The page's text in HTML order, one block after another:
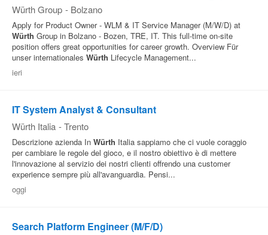
Würth Group - Bolzano
Apply for Product Owner - WLM & IT Service Manager (M/W/D) at
Würth Group in Bolzano - Bozen, TRE, IT. This full‑time on‑site
position offers great opportunities for career growth. Overview Für
unser internationales Würth Lifecycle Management...
ieri
IT System Analyst & Consultant
Würth Italia - Trento
Descrizione azienda In Würth Italia sappiamo che ci vuole coraggio
per cambiare le regole del gioco, e il nostro obiettivo è di mettere
l'innovazione al servizio dei nostri clienti offrendo una customer
experience sempre più all'avanguardia. Pensi...
oggi
Search Platform Engineer (M/F/D)